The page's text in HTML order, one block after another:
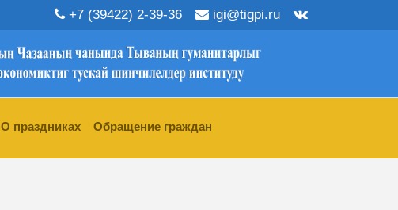
+7 (39422) 2-39-36 igi@tigpi.ru
О праздниках
Обращение граждан